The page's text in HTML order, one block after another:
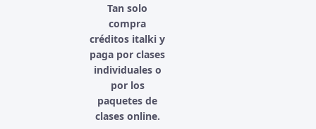
Tan solo
compra
créditos italki y
paga por clases
individuales o
por los
paquetes de
clases online.